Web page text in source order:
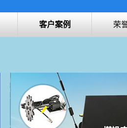
客户案例 荣